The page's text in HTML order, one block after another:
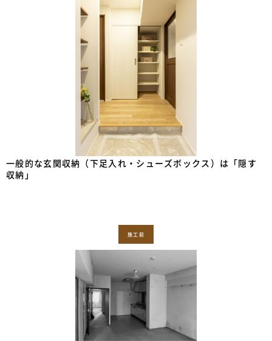
一般的な玄関収納（下足入れ・シューズボックス）は「隠す
収納」
施工前